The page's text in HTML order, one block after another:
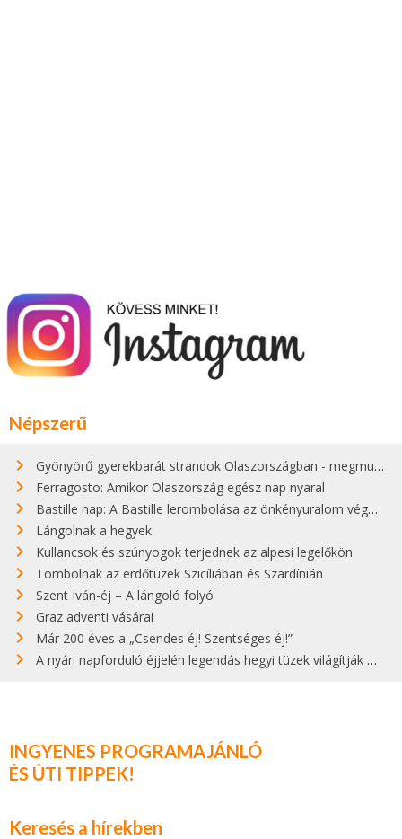
Népszerű
Gyönyörű gyerekbarát strandok Olaszországban - megmutatjuk a 15 legjobbat
Ferragosto: Amikor Olaszország egész nap nyaral
Bastille nap: A Bastille lerombolása az önkényuralom végét jelentette
Lángolnak a hegyek
Kullancsok és szúnyogok terjednek az alpesi legelőkön
Tombolnak az erdőtüzek Szicíliában és Szardínián
Szent Iván-éj – A lángoló folyó
Graz adventi vásárai
Már 200 éves a „Csendes éj! Szentséges éj!”
A nyári napforduló éjjelén legendás hegyi tüzek világítják meg Zugspitzét
INGYENES PROGRAMAJÁNLÓ
ÉS ÚTI TIPPEK!
Keresés a hírekben